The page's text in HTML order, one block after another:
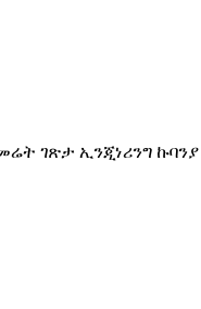
ገጽታ ኢንጂነሪንግ